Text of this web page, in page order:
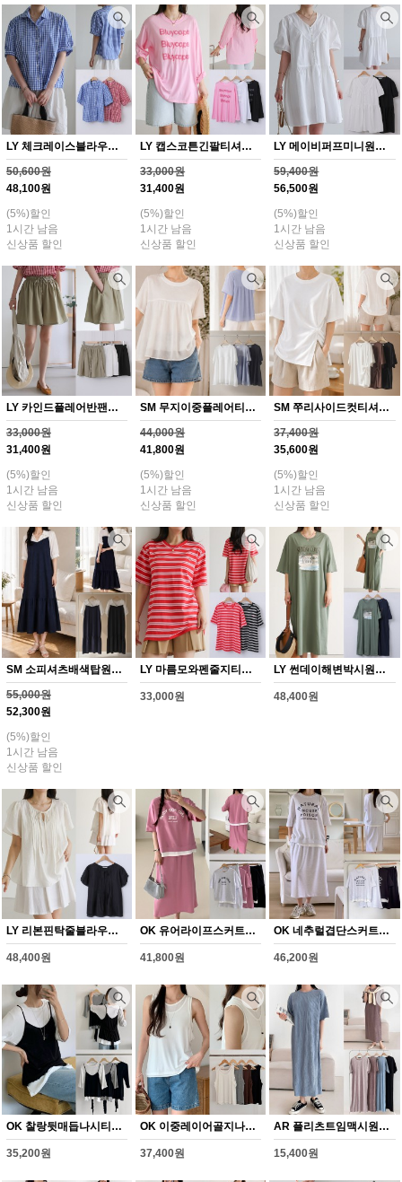
LY 체크레이스블라우스(Y363H608)
50,600원
48,100원
(5%)할인
1시간 남음
신상품 할인
LY 캡스코튼긴팔티셔츠(Y362H608)
33,000원
31,400원
(5%)할인
1시간 남음
신상품 할인
LY 메이비퍼프미니원피스(Y364H608)
59,400원
56,500원
(5%)할인
1시간 남음
신상품 할인
LY 카인드플레어반팬츠(Y365H608)
33,000원
31,400원
(5%)할인
1시간 남음
신상품 할인
SM 무지이중플레어티셔츠(Y366H608)
44,000원
41,800원
(5%)할인
1시간 남음
신상품 할인
SM 쭈리사이드컷티셔츠(Y367H608)
37,400원
35,600원
(5%)할인
1시간 남음
신상품 할인
SM 소피셔츠배색탑원피스(Y368H608)
55,000원
52,300원
(5%)할인
1시간 남음
신상품 할인
LY 마름모와펜줄지티셔츠(Y352H608)
33,000원
LY 썬데이해변박시원피스(Y353H608)
48,400원
LY 리본핀탁줄블라우스(Y354H608)
48,400원
OK 유어라이프스커트세트(Y355H608)
41,800원
OK 네추럴겹단스커트세트(Y356H608)
46,200원
OK 찰랑뒷매듭나시티셔츠(Y357H608)
35,200원
OK 이중레이어골지나시(Y358H608)
37,400원
AR 플리츠트임맥시원피스(Y359H608)
15,400원